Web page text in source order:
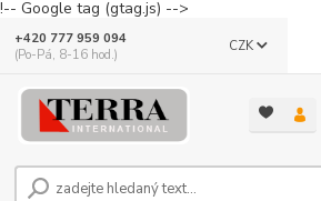
!-- Google tag (gtag.js) -->
CZK
+420 777 959 094
(Po-Pá, 8-16 hod.)